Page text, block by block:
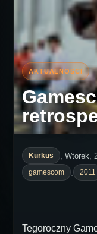
Kurkus , Wtorek,
gamescom
2011
Tegoroczny